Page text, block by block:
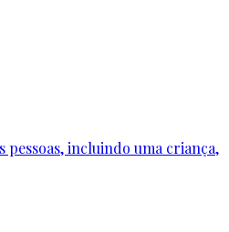
pessoas, incluindo uma criança,